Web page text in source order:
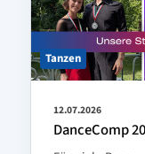
Tanzen
12.07.2026
DanceComp